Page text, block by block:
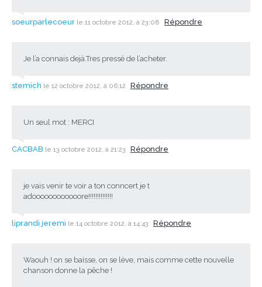
soeurparlecoeur le 11 octobre 2012, à 23:08 Répondre
Je l’a connais dejà.Tres pressé de l’acheter.
stemich le 12 octobre 2012, à 06:12 Répondre
Un seul mot : MERCI
CACBAB le 13 octobre 2012, à 21:23 Répondre
je vais venir te voir a ton conncert je t
adoooooooooooore!!!!!!!!!!!!!!
liprandi jeremi le 14 octobre 2012, à 14:43 Répondre
Waouh ! on se baisse, on se lève, mais comme cette nouvelle
chanson donne la pêche !